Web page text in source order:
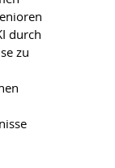
durch
zu